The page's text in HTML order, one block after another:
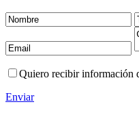
Quiero recibir información
Enviar